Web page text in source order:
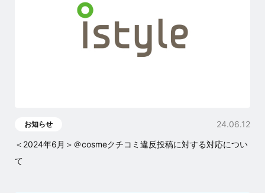
お知らせ
24.06.12
＜2024年6月＞＠cosmeクチコミ違反投稿に対する対応につい
て